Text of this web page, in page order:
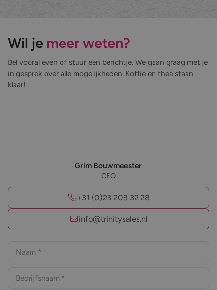
Wil je meer weten?
Bel vooral even of stuur een berichtje. We gaan graag met je
in gesprek over alle mogelijkheden. Koffie en thee staan
klaar!
Grim Bouwmeester
CEO
+31 (0)23 208 32 28
info@trinitysales.nl